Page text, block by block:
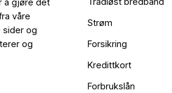
å gjøre det
våre
sider og
og
Strøm
Forsikring
Kredittkort
Forbrukslån